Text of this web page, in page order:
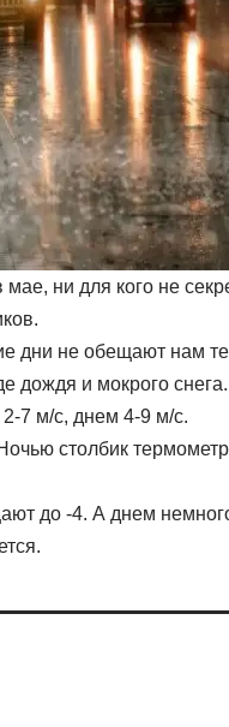
ни для кого не
дни не обещают нам
дождя и мокрого
7 м/с, днем 4-9 м/с.
столбик
до -4. А днем